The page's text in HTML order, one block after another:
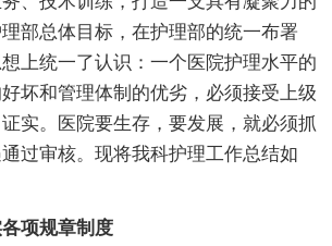
部总体目标，在护理部的统一布署
上统一了认识：一个医院护理水平的
坏和管理体制的优劣，必须接受上级
实。医院要生存，要发展，就必须抓
过审核。现将我科护理工作总结如
项规章制度